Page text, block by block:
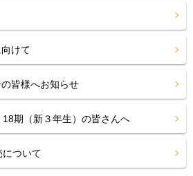
けて
皆様へお知らせ
期（新３年生）の皆さんへ
ついて